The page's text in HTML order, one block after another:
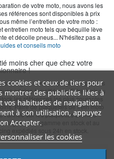
cookies et ceux de tiers pour
montrer des publicités liées à
vos habitudes de navigation.
à son utilisation, appuyez
Accepter.
les cookies
de votre moto, nous avons les
références sont disponibles à prix
même l’entretien de votre moto :
entretien moto tels que béquille lève
et décolle pneus... N'hésitez pas a
et conseils moto
moins cher que chez votre
!
d'origine sont remplaçables par nos
origine à moitié prix. Filtre à air ou
les références les plus courantes
Paire de plaquettes de frein moto
l'année sur les plaquettes Brembo
toute la gamme en stock et au